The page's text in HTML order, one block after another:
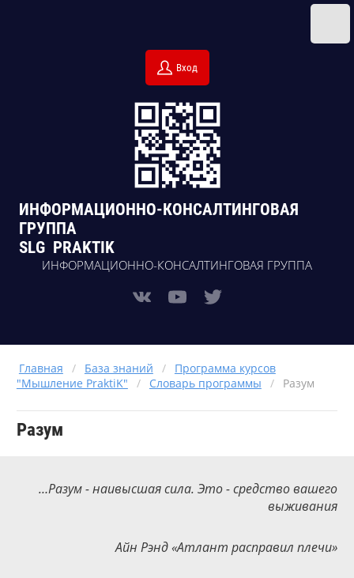
Вход
ИНФОРМАЦИОННО-КОНСАЛТИНГОВАЯ ГРУППА
ИНФОРМАЦИОННО-КОНСАЛТИНГОВАЯ
ГРУППА
SLG PRAKTIK
Главная / База знаний /
Программа курсов
"Мышление PraktiK"
/ Словарь программы / Разум
Разум
…Разум - наивысшая сила. Это - средство вашего
выживания
Айн Рэнд «Атлант расправил плечи»